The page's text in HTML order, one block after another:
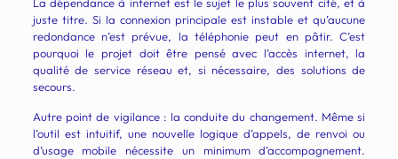
juste titre. Si la connexion principale est instable et qu’aucune
redondance n’est prévue, la téléphonie peut en pâtir. C’est
pourquoi le projet doit être pensé avec l’accès internet, la
qualité de service réseau et, si nécessaire, des solutions de
secours.
Autre point de vigilance : la conduite du changement. Même si
l’outil est intuitif, une nouvelle logique d’appels, de renvoi ou
d’usage mobile nécessite un minimum d’accompagnement.